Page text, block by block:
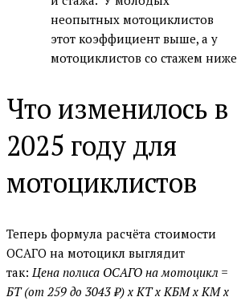
неопытных мотоциклистов
этот коэффициент выше, а у
мотоциклистов со стажем ниже
Что изменилось в
2025 году для
мотоциклистов
Теперь формула расчёта стоимости
ОСАГО на мотоцикл выглядит
так: Цена полиса ОСАГО на мотоцикл =
БТ (от 259 до 3043 ₽) х КТ х КБМ х КМ х